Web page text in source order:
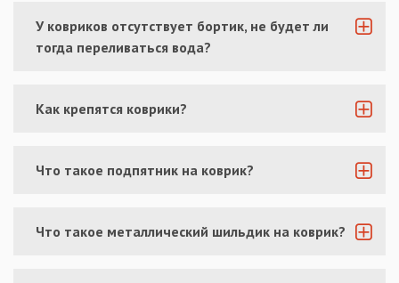
У ковриков отсутствует бортик, не будет ли
тогда переливаться вода?
Как крепятся коврики?
Что такое подпятник на коврик?
Что такое металлический шильдик на коврик?